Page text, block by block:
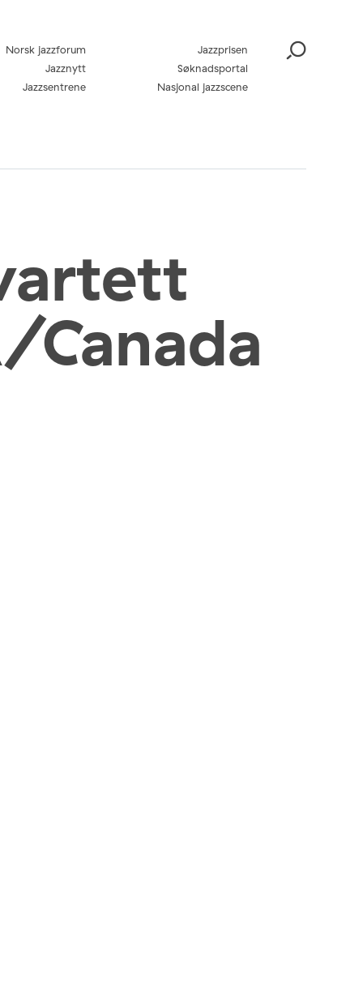
Norsk jazzforum
Jazzprisen
Jazznytt
Søknadsportal
Jazzsentrene
Nasjonal jazzscene